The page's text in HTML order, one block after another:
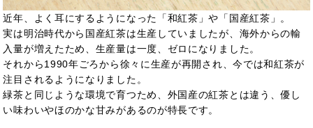
近年、よく耳にするようになった「和紅茶」や「国産紅茶」。
実は明治時代から国産紅茶は生産していましたが、海外からの輸
入量が増えたため、生産量は一度、ゼロになりました。
それから1990年ごろから徐々に生産が再開され、今では和紅茶が
注目されるようになりました。
緑茶と同じような環境で育つため、外国産の紅茶とは違う、優し
い味わいやほのかな甘みがあるのが特長です。